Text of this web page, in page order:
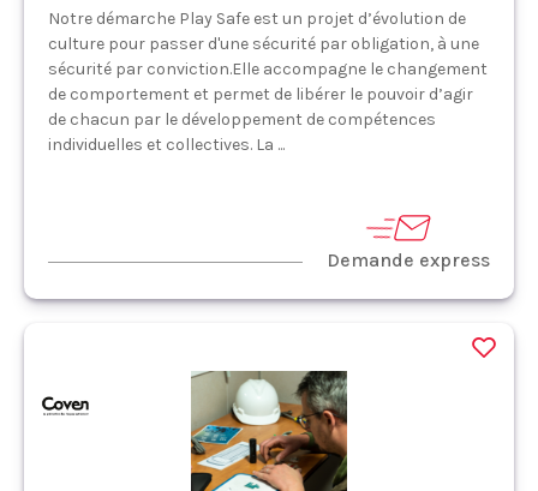
Notre démarche Play Safe est un projet d’évolution de
culture pour passer d'une sécurité par obligation, à une
sécurité par conviction.Elle accompagne le changement
de comportement et permet de libérer le pouvoir d’agir
de chacun par le développement de compétences
individuelles et collectives. La ...
Demande express